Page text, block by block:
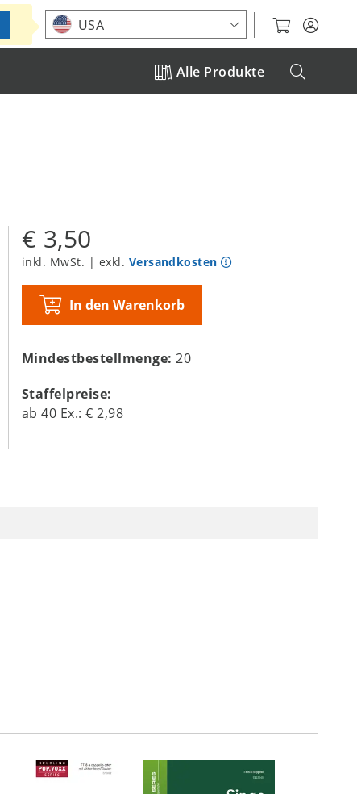
Standort auswählen
Alle Produkte
USA
€ 3,50
inkl. MwSt. | exkl. Versandkosten
In den Warenkorb
Mindestbestellmenge:20
Staffelpreise:
ab40 Ex.:€ 2,98